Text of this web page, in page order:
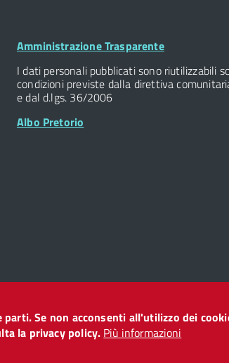
Footer
Amministrazione Trasparente
I dati personali pubblicati sono riutilizzabili
condizioni previste dalla direttiva
e dal d.lgs. 36/2006
Albo Pretorio
Se non acconsenti all'utilizzo dei
la privacy policy. Più informazioni